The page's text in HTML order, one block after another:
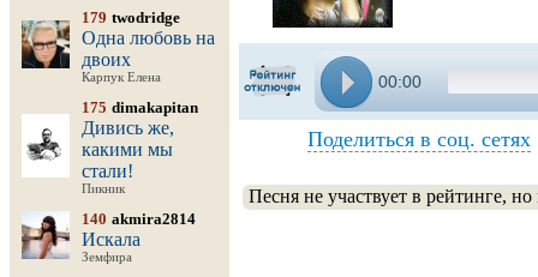
179 twodridge
Одна любовь на
двоих
Карпук Елена
175 dimakapitan
Дивись же,
какими мы
стали!
Пикник
140 akmira2814
Искала
Земфира
00:00
Поделиться в соц. сетях
Песня не участвует в рейтинге,